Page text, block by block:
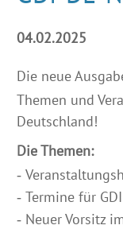
04.02.2025
Die neue
Themen und
Deutschland!
Die Themen:
Termine für
Neuer Vorsitz